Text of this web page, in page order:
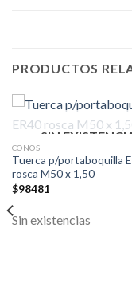
PRODUCTOS
SIN
CONOS
Tuerca p/portaboquilla
rosca M50 x 1,50
$98481
Sin existencias